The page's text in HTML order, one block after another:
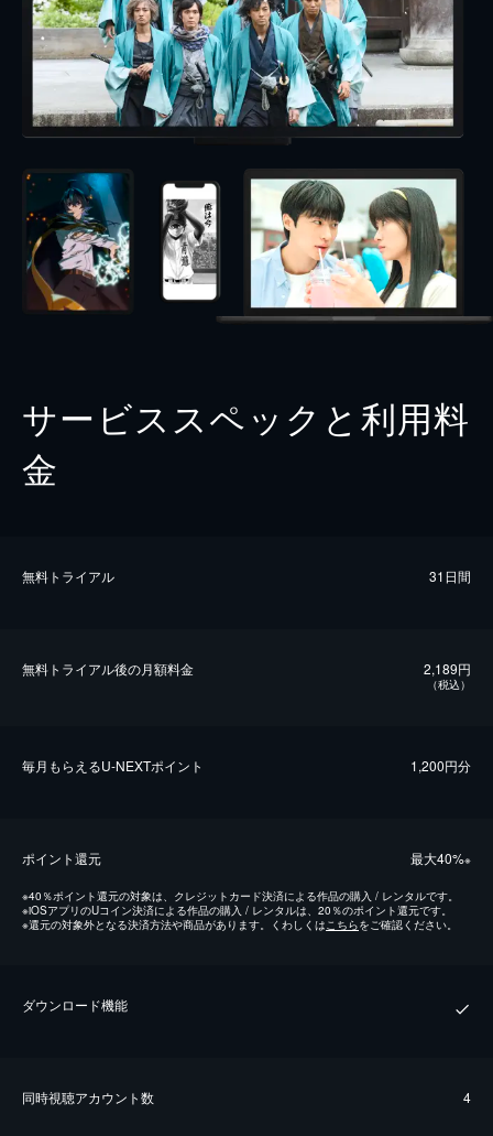
サービススペックと利用料
金
無料トライアル 31日間
無料トライアル後の⽉額料金 2,189円
（税込）
毎⽉もらえるU-NEXTポイント 1,200円分
ポイント還元 最⼤40%※
※40％ポイント還元の対象は、クレジットカード決済による作品の購入 / レンタルです。
※iOSアプリのUコイン決済による作品の購入 / レンタルは、20％のポイント還元です。
※還元の対象外となる決済方法や商品があります。くわしくはこちらをご確認ください。
ダウンロード機能
同時視聴アカウント数 4